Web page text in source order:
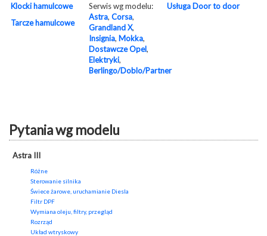
Klocki hamulcowe
Tarcze hamulcowe
Serwis wg modelu:
Astra, Corsa,
Grandland X,
Insignia, Mokka,
Dostawcze Opel,
Elektryki,
Berlingo/Doblo/Partner
Usługa Door to door
Pytania wg modelu
Astra III
Różne
Sterowanie silnika
Świece żarowe, uruchamianie Diesla
Filtr DPF
Wymiana oleju, filtry, przegląd
Rozrząd
Układ wtryskowy